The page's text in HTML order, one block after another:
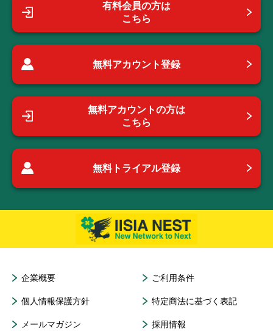
有料会員の方は
こちら
無料アカウント登録
無料アカウントの方は
こちら
無料トライアル登録
企業概要 ご利用条件
個人情報保護方針 特定商法に基づく表記
メールマガジン 採用情報